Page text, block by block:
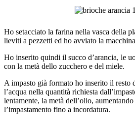
Ho setacciato la farina nella vasca della
lieviti a pezzetti ed ho avviato la
Ho inserito quindi il succo d’arancia, le
con la metà dello zucchero e del miele.
A impasto già formato ho inserito il resto
l’acqua nella quantità richiesta
lentamente, la metà dell’olio,
l’impastamento fino a incordatura.